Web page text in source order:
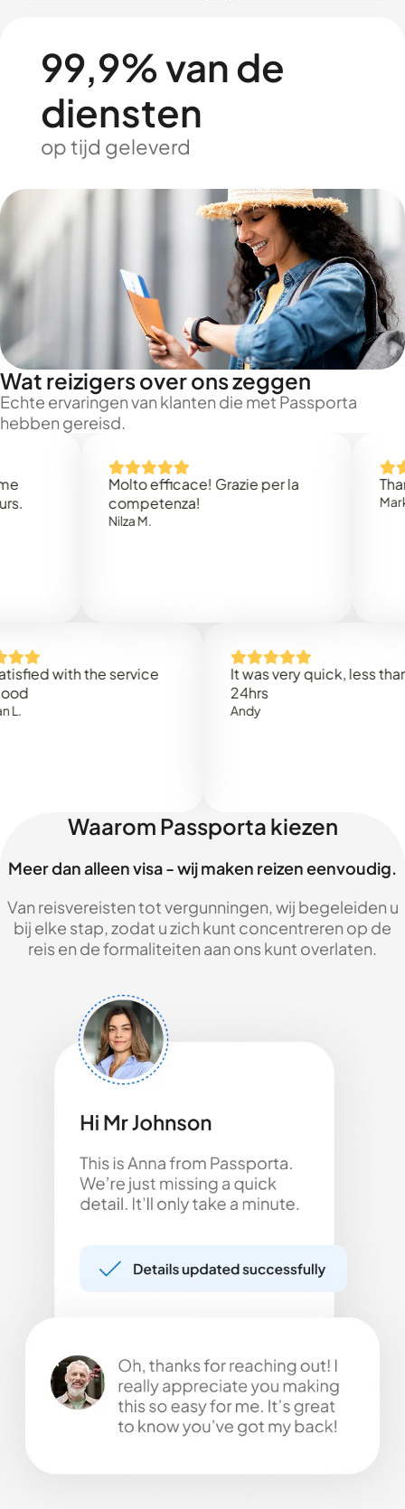
99,9% van de
diensten
op tijd geleverd
Wat reizigers over ons zeggen
Echte ervaringen van klanten die met Passporta
hebben gereisd.
Molto efficace! Grazie per la
competenza!
Thank
with the service
It was very quick, less than
Waarom Passporta kiezen
Meer dan alleen visa - wij maken reizen eenvoudig.
Van reisvereisten tot vergunningen, wij begeleiden u
bij elke stap, zodat u zich kunt concentreren op de
reis en de formaliteiten aan ons kunt overlaten.